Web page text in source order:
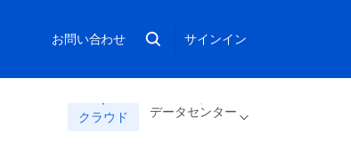
お問い合わせ サインイン
クラウド データセンター